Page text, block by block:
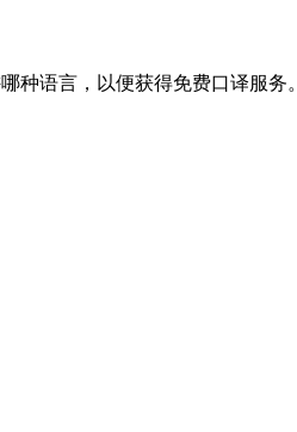
语言，以便获得免费口译服务。